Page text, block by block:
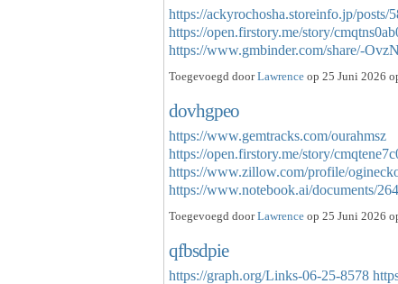
https://ackyrochosha.storeinfo.jp/posts/
https://open.firstory.me/story/
https://www.gmbinder.com/share/-
Toegevoegd doorLawrence op 25 Juni 2026
dovhgpeo
https://www.gemtracks.com/ourahmsz
https://open.firstory.me/story/
https://www.zillow.com/profile/
https://www.notebook.ai/documents/
Toegevoegd doorLawrence op 25 Juni 2026
qfbsdpie
https://graph.org/Links-06-25-8578